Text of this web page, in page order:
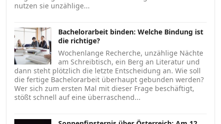
nutzen sie unzählige...
Bachelorarbeit binden: Welche Bindung ist
die richtige?
Wochenlange Recherche, unzählige Nächte
am Schreibtisch, ein Berg an Literatur und
dann steht plötzlich die letzte Entscheidung an. Wie soll
die fertige Bachelorarbeit überhaupt gebunden werden?
Wer sich zum ersten Mal mit dieser Frage beschäftigt,
stößt schnell auf eine überraschend...